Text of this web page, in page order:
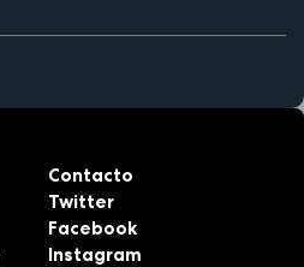
Contacto
Twitter
Facebook
Instagram